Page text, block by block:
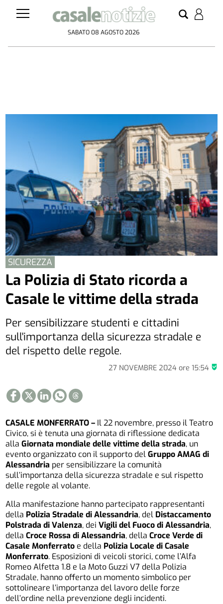
SABATO 08 AGOSTO 2026
27 NOVEMBRE 2024 ore 15:54
SICUREZZA
La Polizia di Stato ricorda a
Casale le vittime della strada
Per sensibilizzare studenti e cittadini
sull'importanza della sicurezza stradale e
del rispetto delle regole.
CASALE MONFERRATO – Il 22 novembre, presso il Teatro
Civico, si è tenuta una giornata di riflessione dedicata
allaGiornata mondiale delle vittime della strada, un
evento organizzato con il supporto delGruppo AMAG di
Alessandria per sensibilizzare la comunità
sull’importanza della sicurezza stradale e sul rispetto
delle regole al volante.
Alla manifestazione hanno partecipato rappresentanti
della Polizia Stradale di Alessandria, del Distaccamento
Polstrada di Valenza, deiVigili del Fuoco di Alessandria,
dellaCroce Rossa di Alessandria, dellaCroce Verde di
Casale Monferrato e della Polizia Locale di Casale
Monferrato. Esposizioni di veicoli storici, come l’Alfa
Romeo Alfetta 1.8 e la Moto Guzzi V7 della Polizia
Stradale, hanno offerto un momento simbolico per
sottolineare l’importanza del lavoro delle forze
dell’ordine nella prevenzione degli incidenti.